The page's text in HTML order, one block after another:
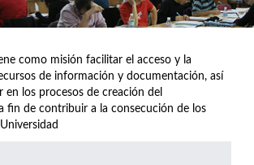
como misión facilitar el acceso y la
de información y documentación, así
en los procesos de creación del
fin de contribuir a la consecución de los